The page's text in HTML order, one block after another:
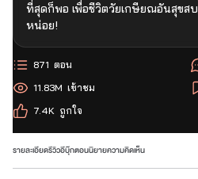
ที่สุดก็พอ เพื่อชีวิตวัยเกษียณอันสุขส
หน่อย!
ตอน
871
เข้าชม
11.83M
ถูกใจ
7.4K
รายละเอียดรีวิวอีบุ๊กตอนนิยายความคิดเห็น